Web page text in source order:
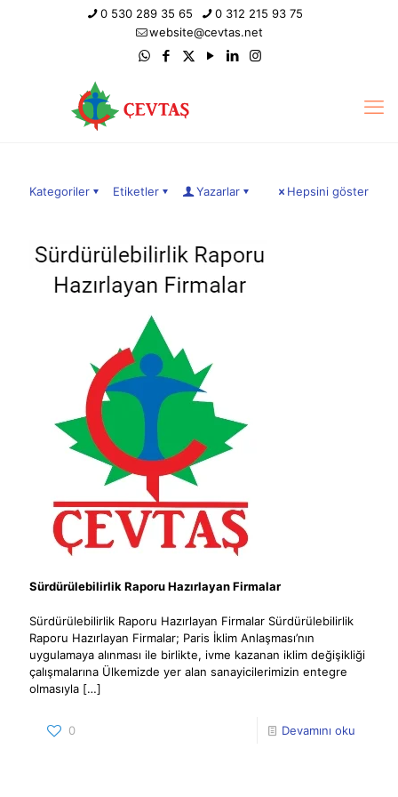
0 530 289 35 65
0 312 215 93 75
website@cevtas.net
Kategoriler Etiketler Yazarlar Hepsini göster
Sürdürülebilirlik Raporu Hazırlayan Firmalar
Sürdürülebilirlik Raporu Hazırlayan Firmalar Sürdürülebilirlik
Raporu Hazırlayan Firmalar; Paris İklim Anlaşması’nın
uygulamaya alınması ile birlikte, ivme kazanan iklim değişikliği
çalışmalarına Ülkemizde yer alan sanayicilerimizin entegre
olmasıyla […]
0 Devamını oku